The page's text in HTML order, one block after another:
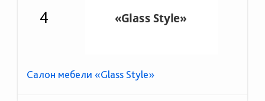
4
Салон мебели «Glass Style»